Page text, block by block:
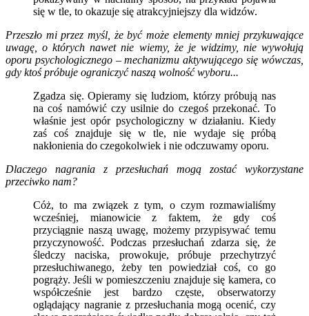
się w tle, to okazuje się atrakcyjniejszy dla widzów.
Przeszło mi przez myśl, że być może elementy mniej przykuwające
uwagę, o których nawet nie wiemy, że je widzimy, nie wywołują
oporu psychologicznego – mechanizmu aktywującego się wówczas,
gdy ktoś próbuje ograniczyć naszą wolność wyboru...
Zgadza się. Opieramy się ludziom, którzy próbują nas
na coś namówić czy usilnie do czegoś przekonać. To
właśnie jest opór psychologiczny w działaniu. Kiedy
zaś coś znajduje się w tle, nie wydaje się próbą
nakłonienia do czegokolwiek i nie odczuwamy oporu.
Dlaczego nagrania z przesłuchań mogą zostać wykorzystane
przeciwko nam?
Cóż, to ma związek z tym, o czym rozmawialiśmy
wcześniej, mianowicie z faktem, że gdy coś
przyciągnie naszą uwagę, możemy przypisywać temu
przyczynowość. Podczas przesłuchań zdarza się, że
śledczy naciska, prowokuje, próbuje przechytrzyć
przesłuchiwanego, żeby ten powiedział coś, co go
pogrąży. Jeśli w pomieszczeniu znajduje się kamera, co
współcześnie jest bardzo częste, obserwatorzy
oglądający nagranie z przesłuchania mogą ocenić, czy